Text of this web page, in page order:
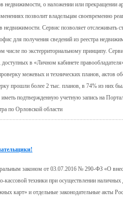
недвижимости, о наложении или прекращении
позволит владельцам своевременно
Сервис позволяет отслеживать
для получения сведений из реестра
числе по экстерриториальному принципу.
в «Личном кабинете
межевых и технических планов, актов
прошли более 2 тыс. планов, в 74% из них
подтвержденную учетную запись на
по Орловской области
законом от 03.07.2016 № 290-ФЗ «О
кассовой техники при осуществлении
карт» и отдельные законодательные акты